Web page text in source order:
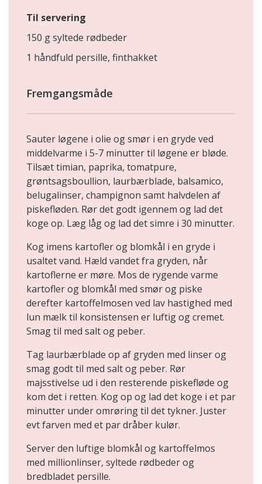
Til servering
150 g syltede rødbeder
1 håndfuld persille, finthakket
Fremgangsmåde
Sauter løgene i olie og smør i en gryde ved
middelvarme i 5-7 minutter til løgene er bløde.
Tilsæt timian, paprika, tomatpure,
grøntsagsboullion, laurbærblade, balsamico,
belugalinser, champignon samt halvdelen af
piskefløden. Rør det godt igennem og lad det
koge op. Læg låg og lad det simre i 30 minutter.
Kog imens kartofler og blomkål i en gryde i
usaltet vand. Hæld vandet fra gryden, når
kartoflerne er møre. Mos de rygende varme
kartofler og blomkål med smør og piske
derefter kartoffelmosen ved lav hastighed med
lun mælk til konsistensen er luftig og cremet.
Smag til med salt og peber.
Tag laurbærblade op af gryden med linser og
smag godt til med salt og peber. Rør
majsstivelse ud i den resterende piskefløde og
kom det i retten. Kog op og lad det koge i et par
minutter under omrøring til det tykner. Juster
evt farven med et par dråber kulør.
Server den luftige blomkål og kartoffelmos
med millionlinser, syltede rødbeder og
bredbladet persille.